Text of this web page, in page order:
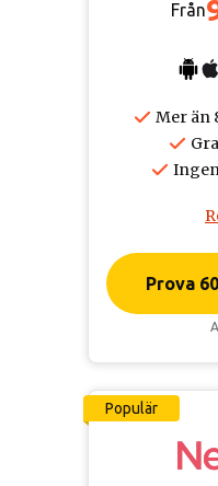
Från
Mer än
Prova
Populär